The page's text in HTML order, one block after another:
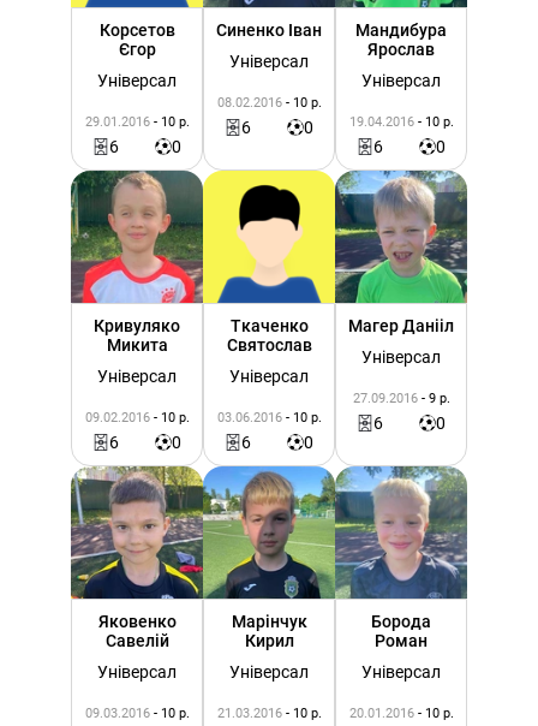
Корсетов
Єгор
Універсал
29.01.2016 - 10 р.
6 0
Синенко Іван
Універсал
08.02.2016 - 10 р.
6 0
Мандибура
Ярослав
Універсал
19.04.2016 - 10 р.
6 0
Кривуляко
Микита
Універсал
09.02.2016 - 10 р.
6 0
Ткаченко
Святослав
Універсал
03.06.2016 - 10 р.
6 0
Магер Данііл
Універсал
27.09.2016 - 9 р.
6 0
Яковенко
Савелій
Універсал
09.03.2016 - 10 р.
Марінчук
Кирил
Універсал
21.03.2016 - 10 р.
Борода
Роман
Універсал
20.01.2016 - 10 р.